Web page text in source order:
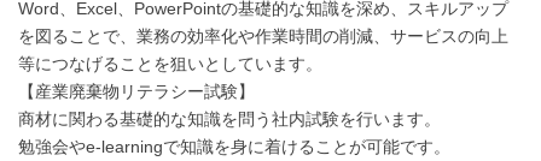
Word、Excel、PowerPointの基礎的な知識を深め、スキルアップ
を図ることで、業務の効率化や作業時間の削減、サービスの向上
等につなげることを狙いとしています。
【産業廃棄物リテラシー試験】
商材に関わる基礎的な知識を問う社内試験を行います。
勉強会やe-learningで知識を身に着けることが可能です。